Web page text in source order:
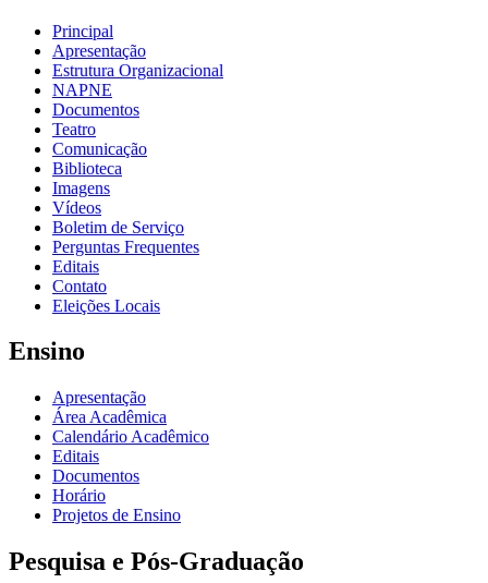
Principal
Apresentação
Estrutura Organizacional
NAPNE
Documentos
Teatro
Comunicação
Biblioteca
Imagens
Vídeos
Boletim de Serviço
Perguntas Frequentes
Editais
Contato
Eleições Locais
Ensino
Apresentação
Área Acadêmica
Calendário Acadêmico
Editais
Documentos
Horário
Projetos de Ensino
Pesquisa e Pós-Graduação